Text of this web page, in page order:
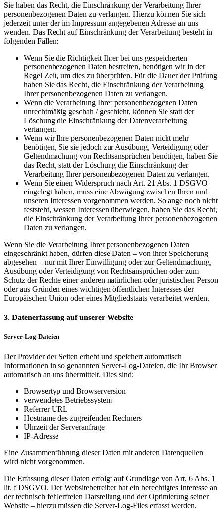
Sie haben das Recht, die Einschränkung der Verarbeitung Ihrer
personenbezogenen Daten zu verlangen. Hierzu können Sie sich
jederzeit unter der im Impressum angegebenen Adresse an uns
wenden. Das Recht auf Einschränkung der Verarbeitung besteht in
folgenden Fällen:
Wenn Sie die Richtigkeit Ihrer bei uns gespeicherten
personenbezogenen Daten bestreiten, benötigen wir in der
Regel Zeit, um dies zu überprüfen. Für die Dauer der Prüfung
haben Sie das Recht, die Einschränkung der Verarbeitung
Ihrer personenbezogenen Daten zu verlangen.
Wenn die Verarbeitung Ihrer personenbezogenen Daten
unrechtmäßig geschah / geschieht, können Sie statt der
Löschung die Einschränkung der Datenverarbeitung
verlangen.
Wenn wir Ihre personenbezogenen Daten nicht mehr
benötigen, Sie sie jedoch zur Ausübung, Verteidigung oder
Geltendmachung von Rechtsansprüchen benötigen, haben Sie
das Recht, statt der Löschung die Einschränkung der
Verarbeitung Ihrer personenbezogenen Daten zu verlangen.
Wenn Sie einen Widerspruch nach Art. 21 Abs. 1 DSGVO
eingelegt haben, muss eine Abwägung zwischen Ihren und
unseren Interessen vorgenommen werden. Solange noch nicht
feststeht, wessen Interessen überwiegen, haben Sie das Recht,
die Einschränkung der Verarbeitung Ihrer personenbezogenen
Daten zu verlangen.
Wenn Sie die Verarbeitung Ihrer personenbezogenen Daten
eingeschränkt haben, dürfen diese Daten – von ihrer Speicherung
abgesehen – nur mit Ihrer Einwilligung oder zur Geltendmachung,
Ausübung oder Verteidigung von Rechtsansprüchen oder zum
Schutz der Rechte einer anderen natürlichen oder juristischen Person
oder aus Gründen eines wichtigen öffentlichen Interesses der
Europäischen Union oder eines Mitgliedstaats verarbeitet werden.
3. Datenerfassung auf unserer Website
Server-Log-Dateien
Der Provider der Seiten erhebt und speichert automatisch
Informationen in so genannten Server-Log-Dateien, die Ihr Browser
automatisch an uns übermittelt. Dies sind:
Browsertyp und Browserversion
verwendetes Betriebssystem
Referrer URL
Hostname des zugreifenden Rechners
Uhrzeit der Serveranfrage
IP-Adresse
Eine Zusammenführung dieser Daten mit anderen Datenquellen
wird nicht vorgenommen.
Die Erfassung dieser Daten erfolgt auf Grundlage von Art. 6 Abs. 1
lit. f DSGVO. Der Websitebetreiber hat ein berechtigtes Interesse an
der technisch fehlerfreien Darstellung und der Optimierung seiner
Website – hierzu müssen die Server-Log-Files erfasst werden.